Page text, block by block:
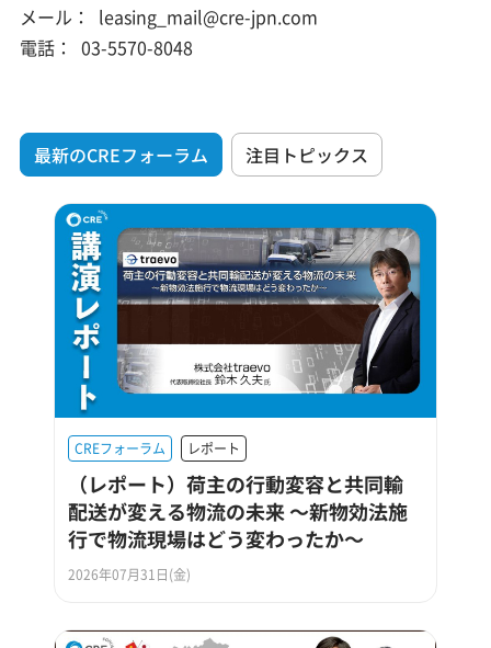
メール：
leasing_mail@cre-jpn.com
電話：
03-5570-8048
最新のCREフォーラム 注目トピックス
CREフォーラム レポート
（レポート）荷主の行動変容と共同輸
配送が変える物流の未来 ～新物効法施
行で物流現場はどう変わったか～
2026年07月31日(金)